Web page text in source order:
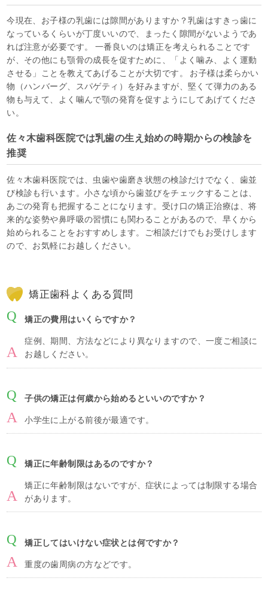
今現在、お子様の乳歯には隙間がありますか？乳歯はすきっ歯に
なっているくらいが丁度いいので、まったく隙間がないようであ
れば注意が必要です。 一番良いのは矯正を考えられることです
が、その他にも顎骨の成長を促すために、「よく噛み、よく運動
させる」ことを教えてあげることが大切です。 お子様は柔らかい
物（ハンバーグ、スパゲティ）を好みますが、堅くて弾力のある
物も与えて、よく噛んで顎の発育を促すようにしてあげてくださ
い。
佐々木歯科医院では乳歯の生え始めの時期からの検診を
推奨
佐々木歯科医院では、虫歯や歯磨き状態の検診だけでなく、歯並
び検診も行います。小さな頃から歯並びをチェックすることは、
あごの発育も把握することになります。受け口の矯正治療は、将
来的な姿勢や鼻呼吸の習慣にも関わることがあるので、早くから
始められることをおすすめします。ご相談だけでもお受けします
ので、お気軽にお越しください。
矯正歯科よくある質問
矯正の費用はいくらですか？
症例、期間、方法などにより異なりますので、一度ご相談に
お越しください。
子供の矯正は何歳から始めるといいのですか？
小学生に上がる前後が最適です。
矯正に年齢制限はあるのですか？
矯正に年齢制限はないですが、症状によっては制限する場合
があります。
矯正してはいけない症状とは何ですか？
重度の歯周病の方などです。